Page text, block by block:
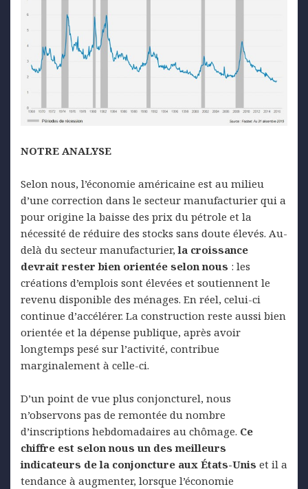
NOTRE ANALYSE
Selon nous, l’économie américaine est au milieu
d’une correction dans le secteur manufacturier qui a
pour origine la baisse des prix du pétrole et la
nécessité de réduire des stocks sans doute élevés. Au-
delà du secteur manufacturier,la croissance
devrait rester bien orientée selon nous : les
créations d’emplois sont élevées et soutiennent le
revenu disponible des ménages. En réel, celui-ci
continue d’accélérer. La construction reste aussi bien
orientée et la dépense publique, après avoir
longtemps pesé sur l’activité, contribue
marginalement à celle-ci.
D’un point de vue plus conjoncturel, nous
n’observons pas de remontée du nombre
d’inscriptions hebdomadaires au chômage. Ce
chiffre est selon nous un des meilleurs
indicateurs de la conjoncture aux États-Unis et il a
tendance à augmenter, lorsque l’économie